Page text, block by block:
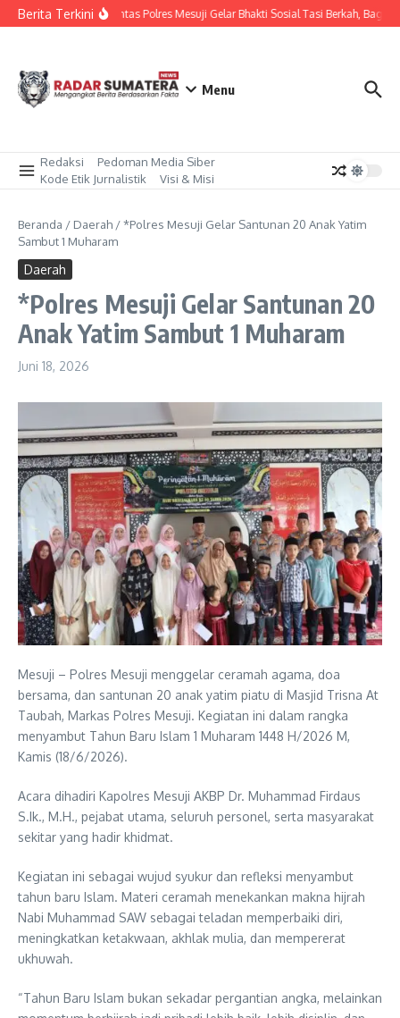
Lewati ke konten
Berita TerkiniSat Lantas Polres Mesuji Gelar Bhakti Sosial Tasi Berkah,
Menu
Redaksi
Pedoman Media Siber
Kode Etik Jurnalistik
Visi & Misi
Beranda / Daerah /*Polres Mesuji Gelar Santunan 20 Anak Yatim
Sambut 1 Muharam
Daerah
*Polres Mesuji Gelar Santunan 20
Anak Yatim Sambut 1 Muharam
Juni 18, 2026
Mesuji – Polres Mesuji menggelar ceramah agama, doa
bersama, dan santunan 20 anak yatim piatu di Masjid Trisna At
Taubah, Markas Polres Mesuji. Kegiatan ini dalam rangka
menyambut Tahun Baru Islam 1 Muharam 1448 H/2026 M,
Kamis (18/6/2026).
Acara dihadiri Kapolres Mesuji AKBP Dr. Muhammad Firdaus
S.Ik., M.H., pejabat utama, seluruh personel, serta masyarakat
sekitar yang hadir khidmat.
Kegiatan ini sebagai wujud syukur dan refleksi menyambut
tahun baru Islam. Materi ceramah menekankan makna hijrah
Nabi Muhammad SAW sebagai teladan memperbaiki diri,
meningkatkan ketakwaan, akhlak mulia, dan mempererat
ukhuwah.
“Tahun Baru Islam bukan sekadar pergantian angka, melainkan